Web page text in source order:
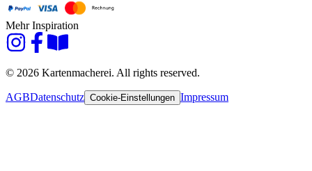
Mehr Inspiration
© 2026 Kartenmacherei. All rights reserved.
AGBDatenschutz Cookie-Einstellungen Impressum